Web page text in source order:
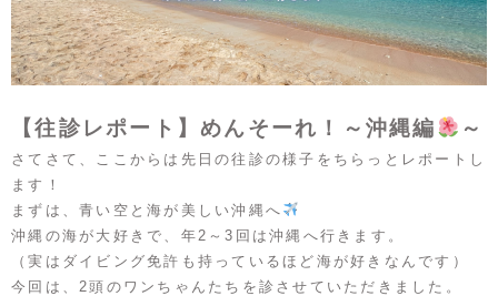
【往診レポート】めんそーれ！～沖縄編 ～
さてさて、ここからは先日の往診の様子をちらっとレポートし
ます！
まずは、青い空と海が美しい沖縄へ
沖縄の海が大好きで、年2～3回は沖縄へ行きます。
（実はダイビング免許も持っているほど海が好きなんです）
今回は、2頭のワンちゃんたちを診させていただきました。